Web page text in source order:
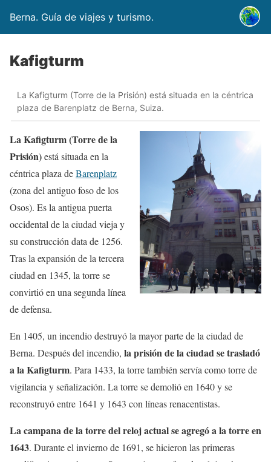
Berna. Guía de viajes y turismo.
Kafigturm
La Kafigturm (Torre de la Prisión) está situada en la céntrica
plaza de Barenplatz de Berna, Suiza.
La Kafigturm (Torre de la
Prisión)está situada en la
céntrica plaza deBarenplatz
(zona del antiguo foso de los
Osos). Es la antigua puerta
occidental de la ciudad vieja y
su construcción data de 1256.
Tras la expansión de la tercera
ciudad en 1345, la torre se
convirtió en una segunda línea
de defensa.
En 1405, un incendio destruyó la mayor parte de la ciudad de
Berna. Después del incendio, la prisión de la ciudad se trasladó
a la Kafigturm. Para 1433, la torre también servía como torre de
vigilancia y señalización. La torre se demolió en 1640 y se
reconstruyó entre 1641 y 1643 con líneas renacentistas.
La campana de la torre del reloj actual se agregó a la torre en
1643. Durante el invierno de 1691, se hicieron las primeras